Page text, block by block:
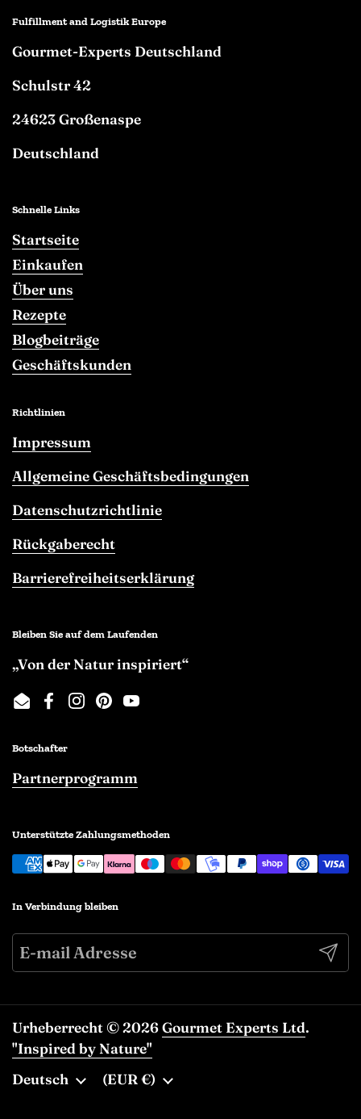
Fulfillment and Logistik Europe
Gourmet-Experts Deutschland
Schulstr 42
24623 Großenaspe
Deutschland
Schnelle Links
Startseite
Einkaufen
Über uns
Rezepte
Blogbeiträge
Geschäftskunden
Richtlinien
Impressum
Allgemeine Geschäftsbedingungen
Datenschutzrichtlinie
Rückgaberecht
Barrierefreiheitserklärung
Bleiben Sie auf dem Laufenden
„Von der Natur inspiriert“
EmailFacebook
Instagram
PinterestYouTube
Botschafter
Partnerprogramm
Unterstützte Zahlungsmethoden
In Verbindung bleiben
Urheberrecht © 2026Gourmet Experts Ltd.
"Inspired by Nature"
Sprache
Deutsch Land/Region
(EUR €)